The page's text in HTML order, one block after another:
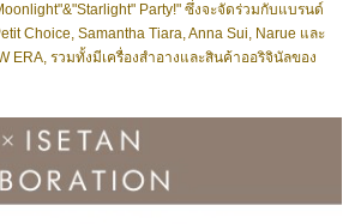
Party!" ซึ่งจะจัดร่วมกับแบรนด์
Choice, Samantha Tiara,Anna Sui, Narue และ
ERA, รวมทั้งมีเครื่องสำอางและสินค้าออริจินัลของ